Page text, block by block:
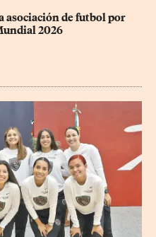
asociación de futbol por
2026